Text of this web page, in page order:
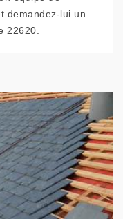
demandez-lui un
22620.